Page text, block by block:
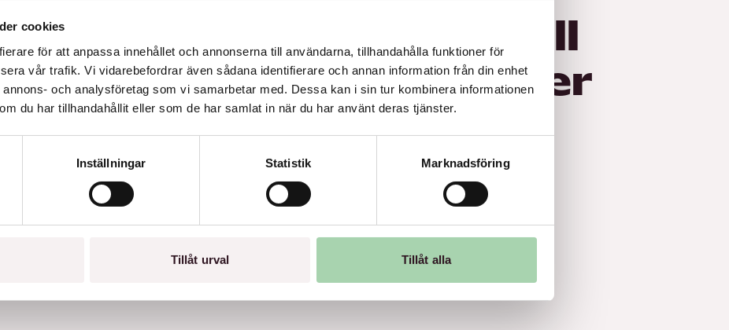
cookies
för att anpassa innehållet och annonserna till användarna, tillhandahålla funktioner för
vår trafik. Vi vidarebefordrar även sådana identifierare och annan information från din enhet
och analysföretag som vi samarbetar med. Dessa kan i sin tur kombinera informationen
du har tillhandahållit eller som de har samlat in när du har använt deras tjänster.
Inställningar Statistik Marknadsföring
Tillåt urval Tillåt alla
expressbud till
läkemedelstransporter